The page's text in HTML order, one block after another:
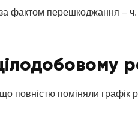
фактом перешкоджання – ч.
повністю поміняли графік